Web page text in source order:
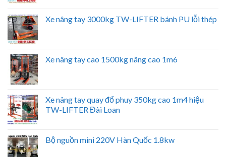
Xe nâng tay 3000kg TW-LIFTER bánh PU lỗi thép
Xe nâng tay cao 1500kg nâng cao 1m6
Xe nâng tay quay đổ phuy 350kg cao 1m4 hiệu
TW-LIFTER Đài Loan
Bộ nguồn mini 220V Hàn Quốc 1.8kw